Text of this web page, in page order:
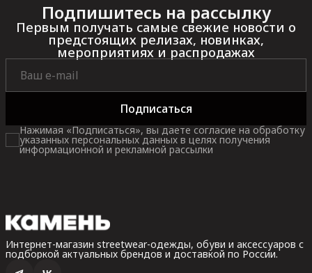
Подпишитесь на рассылку
Первым получать самые свежие новости о
предстоящих релизах, новинках,
мероприятиях и распродажах
Подписаться
Нажимая «Подписаться», вы даете согласие на обработку
указанных персональных данных в целях получения
информационной и рекламной рассылки
Интернет-магазин streetwear-одежды, обуви и аксессуаров с
подборкой актуальных брендов и доставкой по России.